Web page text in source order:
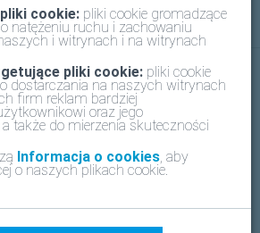
Zaloguj
jednostkę
usług specjalnie dla Ciebie
się
cookie: pliki cookie gromadzące
natężeniu ruchu i zachowaniu
i witrynach i na witrynach
pliki cookie: pliki cookie
dostarczania na naszych witrynach
firm reklam bardziej
oraz jego
także do mierzenia skuteczności
Informacja o cookies, aby
o naszych plikach cookie.